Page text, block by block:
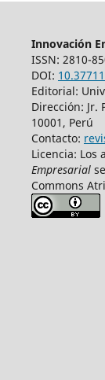
Innovación
ISSN: 2810-
DOI:
Editorial:
Dirección: Jr.
10001, Perú
Contacto:
Licencia: Los
Empresarial
Commons